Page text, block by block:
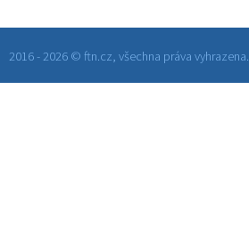
2016 - 2026 © ftn.cz, všechna práva vyhrazena.